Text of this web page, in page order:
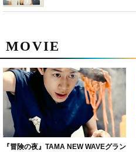
MOVIE
『冒険の夜』TAMA NEW WAVEグラン